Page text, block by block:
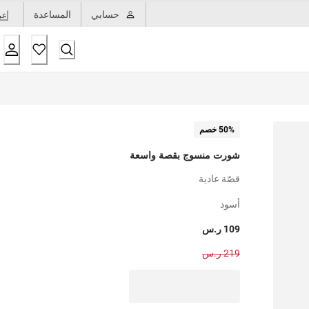
حسابي المساعدة
50% خصم
شورت منسوج بقصة واسعة
قصّة عادية
أسود
109 ر.س
219 ر.س